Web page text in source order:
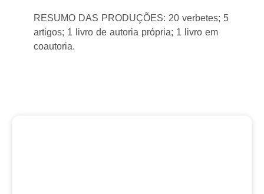
RESUMO DAS PRODUÇÕES: 20 verbetes; 5
artigos; 1 livro de autoria própria; 1 livro em
coautoria.